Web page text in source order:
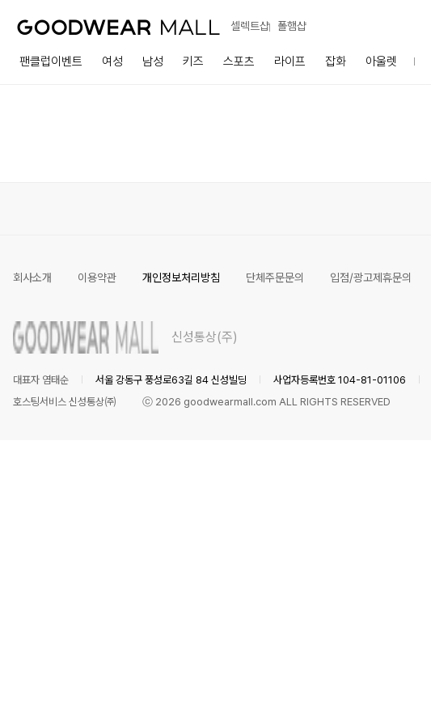
셀렉트샵 폴햄샵
팬클럽이벤트 여성 남성 키즈 스포츠 라이프 잡화 아울렛
회사소개 이용약관 개인정보처리방침 단체주문문의 입점/광고제휴문의
신성통상(주)
대표자 염태순 서울 강동구 풍성로63길 84 신성빌딩 사업자등록번호 104-81-01106
호스팅서비스 신성통상㈜
ⓒ 2026 goodwearmall.com ALL RIGHTS RESERVED